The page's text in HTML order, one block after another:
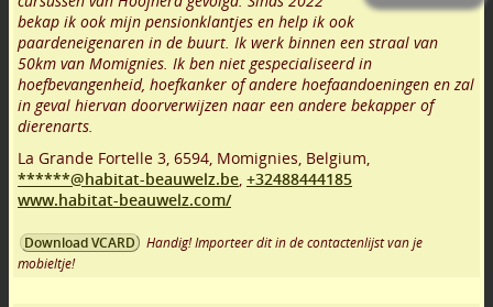
bekap ik ook mijn pensionklantjes en help ik ook
paardeneigenaren in de buurt. Ik werk binnen een straal van
50km van Momignies. Ik ben niet gespecialiseerd in
hoefbevangenheid, hoefkanker of andere hoefaandoeningen en zal
in geval hiervan doorverwijzen naar een andere bekapper of
dierenarts.
La Grande Fortelle 3, 6594, Momignies, Belgium,
******@habitat-beauwelz.be, +32488444185
www.habitat-beauwelz.com/
Download VCARD
Handig! Importeer dit in de contactenlijst van je
mobieltje!